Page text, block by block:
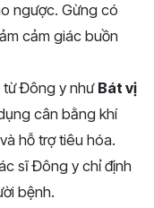
ngược. Gừng có
cảm giác buồn
từ Đông y như Bát vị
cân bằng khí
hỗ trợ tiêu hóa.
sĩ Đông y chỉ định
bệnh.